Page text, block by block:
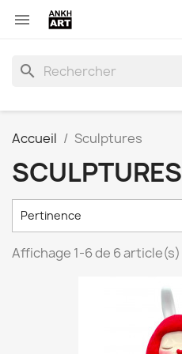

search
Accueil Sculptures
SCULPTURES
Pertinence
Affichage 1-6 de 6 article(s)